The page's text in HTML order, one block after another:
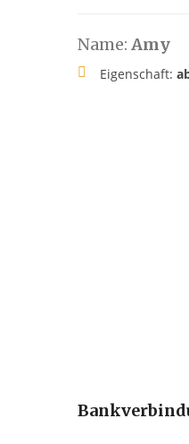
Name: Amy
Eigenschaft: